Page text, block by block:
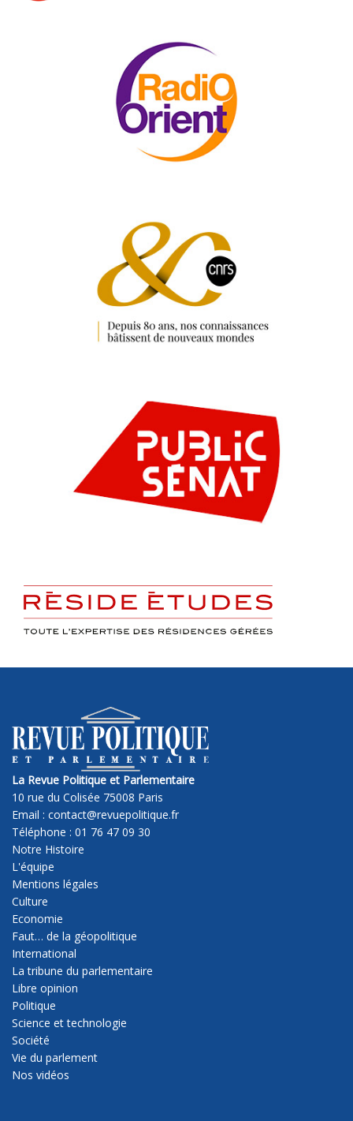
La Revue Politique et Parlementaire
10 rue du Colisée 75008 Paris
Email : contact@revuepolitique.fr
Téléphone : 01 76 47 09 30
Notre Histoire
L'équipe
Mentions légales
Culture
Economie
Faut… de la géopolitique
International
La tribune du parlementaire
Libre opinion
Politique
Science et technologie
Société
Vie du parlement
Nos vidéos